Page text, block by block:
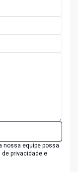
nossa equipe possa
de privacidade e